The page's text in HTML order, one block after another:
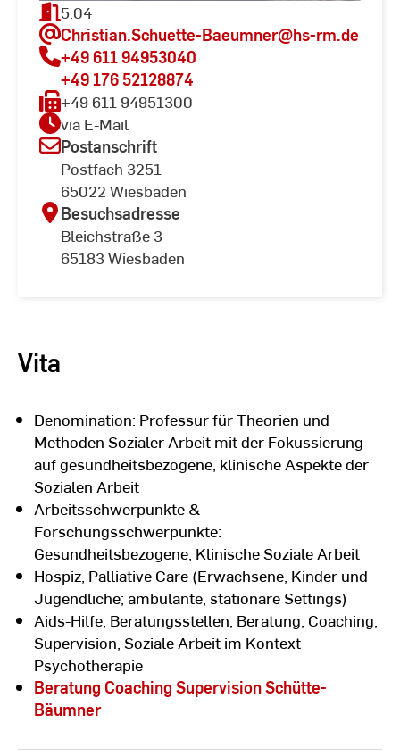
5.04
Christian.Schuette-Baeumner@hs-rm.de
+49 611 94953040
+49 176 52128874
+49 611 94951300
via E-Mail
Postanschrift
Postfach 3251
65022 Wiesbaden
Besuchsadresse
Bleichstraße 3
65183 Wiesbaden
Vita
Denomination: Professur für Theorien und
Methoden Sozialer Arbeit mit der Fokussierung
auf gesundheitsbezogene, klinische Aspekte der
Sozialen Arbeit
Arbeitsschwerpunkte &
Forschungsschwerpunkte:
Gesundheitsbezogene, Klinische Soziale Arbeit
Hospiz, Palliative Care (Erwachsene, Kinder und
Jugendliche; ambulante, stationäre Settings)
Aids-Hilfe, Beratungsstellen, Beratung, Coaching,
Supervision, Soziale Arbeit im Kontext
Psychotherapie
Beratung Coaching Supervision Schütte-
Bäumner